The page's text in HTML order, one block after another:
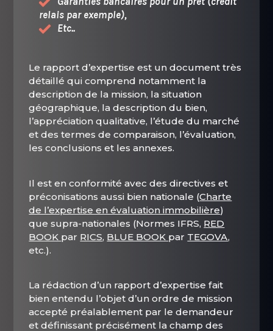
relais par exemple),
Etc..
Le rapport d’expertise est un document très
détaillé qui comprend notamment la
description de la mission, la situation
géographique, la description du bien,
l’appréciation qualitative, l’étude du marché
et des termes de comparaison, l’évaluation,
les conclusions et les annexes.
Il est en conformité avec des directives et
préconisations aussi bien nationale (Charte
de l’expertise en évaluation immobilière)
que supra-nationales (Normes IFRS, RED
BOOK par RICS, BLUE BOOK par TEGOVA,
etc.).
La rédaction d’un rapport d’expertise fait
bien entendu l’objet d’un ordre de mission
accepté préalablement par le demandeur
et définissant précisément la champ des